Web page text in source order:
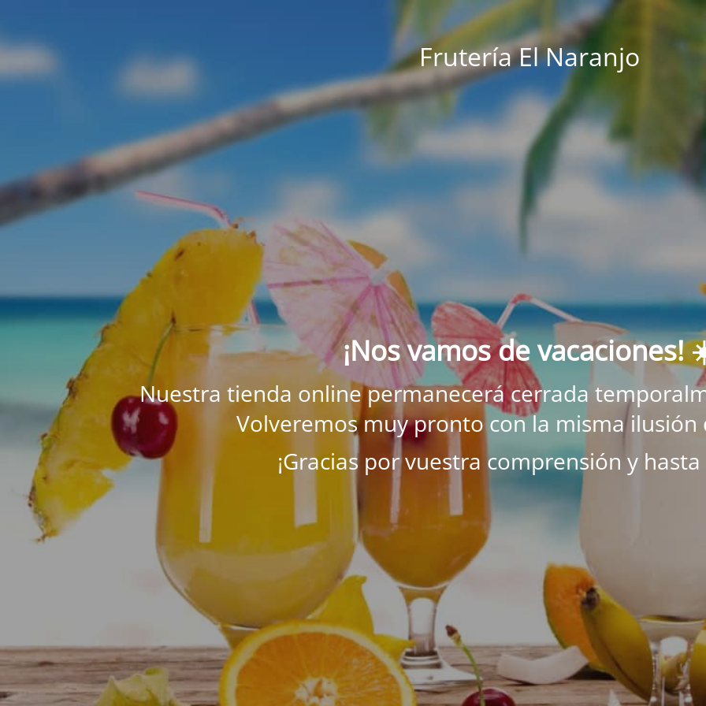
Frutería El Naranjo
¡Nos vamos de vacaciones!
Nuestra tienda online permanecerá cerrada
Volveremos muy pronto con la misma ilusión
¡Gracias por vuestra comprensión y